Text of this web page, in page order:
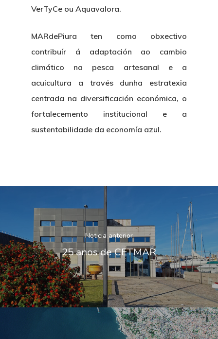
VerTyCe ou Aquavalora.
MARdePiura ten como obxectivo
contribuír á adaptación ao cambio
climático na pesca artesanal e a
acuicultura a través dunha estratexia
centrada na diversificación económica, o
fortalecemento institucional e a
sustentabilidade da economía azul.
Noticia anterior
25 anos de CETMAR
Nosotros
Organización
Directorio De Personal
Patronato
Logo CETMAR
Novedades
Actualidad
Eventos
Proyectos
Publicaciones
Gobierno
Plan De Igualdad